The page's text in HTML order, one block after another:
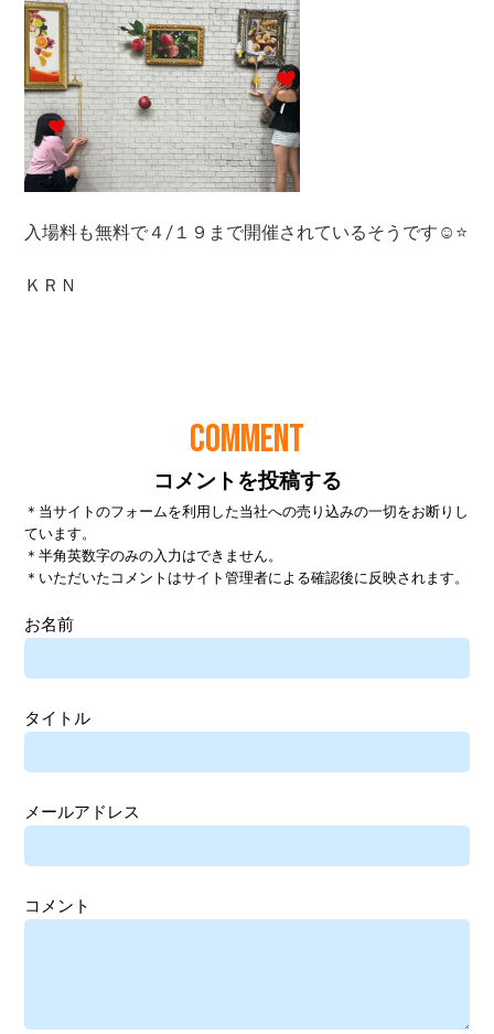
COMMENT
コメントを投稿する
＊当サイトのフォームを利用した当社への売り込みの一切をお断りし
ています。
＊半角英数字のみの入力はできません。
＊いただいたコメントはサイト管理者による確認後に反映されます。
お名前
タイトル
メールアドレス
コメント